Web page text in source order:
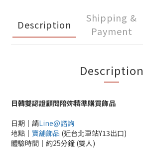
Description
Shipping &
Payment
Description
日韓雙認證顧問陪妳精準購買飾品
日期│請Line@諮詢
地點│ 寶舖飾品 (近台北車站Y13出口)
體驗時間│約25分鐘 (雙人)